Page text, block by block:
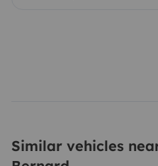
Similar vehicles